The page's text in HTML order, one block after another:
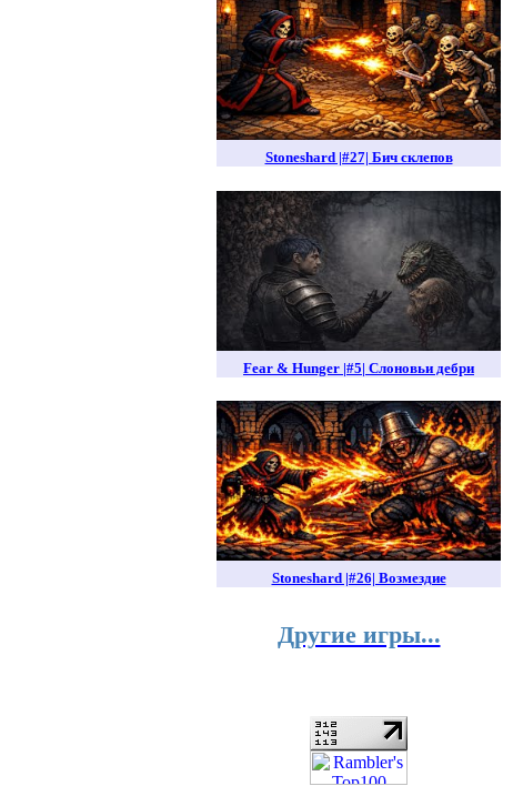
Stoneshard |#27| Бич склепов
Fear & Hunger |#5| Слоновьи дебри
Stoneshard |#26| Возмездие
Другие игры...